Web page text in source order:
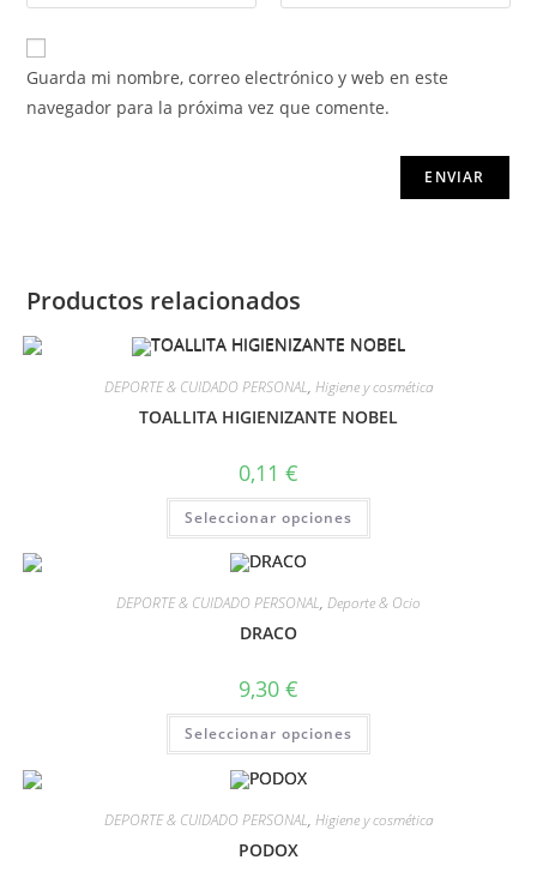
Guarda mi nombre, correo electrónico y web en este
navegador para la próxima vez que comente.
Productos relacionados
DEPORTE & CUIDADO PERSONAL, Higiene y cosmética
TOALLITA HIGIENIZANTE NOBEL
0,11 €
Seleccionar opciones
DEPORTE & CUIDADO PERSONAL, Deporte & Ocio
DRACO
9,30 €
Seleccionar opciones
DEPORTE & CUIDADO PERSONAL, Higiene y cosmética
PODOX